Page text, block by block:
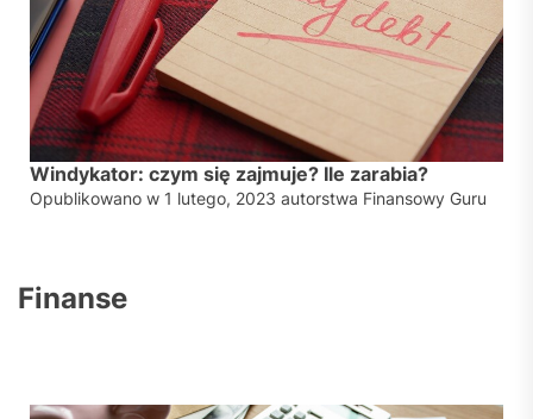
Windykator: czym się zajmuje? Ile zarabia?
Opublikowano w 1 lutego, 2023 autorstwa Finansowy Guru
Finanse